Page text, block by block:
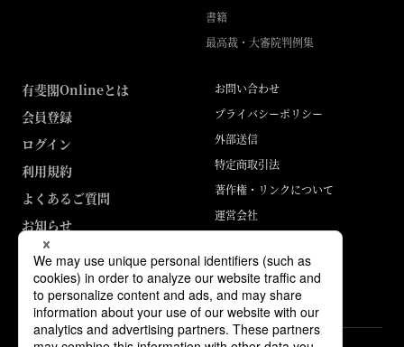
書籍
最高裁・大審院判例集
有斐閣Onlineとは
会員登録
ログイン
利用規約
よくあるご質問
お知らせ
お問い合わせ
プライバシーポリシー
外部送信
特定商取引法
著作権・リンクについて
運営会社